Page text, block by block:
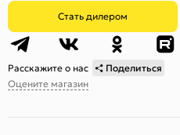
Стать дилером
Расскажите о нас
Поделиться
Оцените магазин